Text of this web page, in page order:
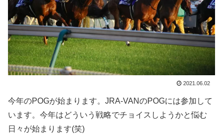
2021.06.02
今年のPOGが始まります。JRA-VANのPOGには参加して
います。今年はどういう戦略でチョイスしようかと悩む
日々が始まります(笑)